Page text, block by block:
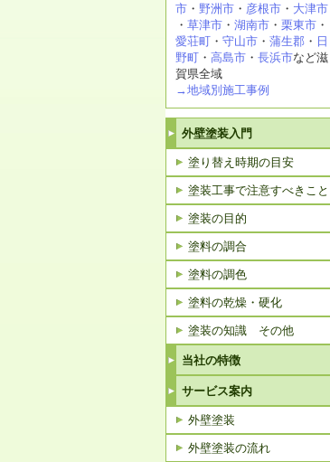
市 ・ 野洲市 ・ 彦根市 ・ 大津市
・ 草津市 ・ 湖南市 ・ 栗東市 ・
愛荘町 ・ 守山市 ・ 蒲生郡 ・ 日
野町 ・ 高島市 ・ 長浜市など滋
賀県全域
→地域別施工事例
外壁塗装入門
塗り替え時期の目安
塗装工事で注意すべきこと
塗装の目的
塗料の調合
塗料の調色
塗料の乾燥・硬化
塗装の知識 その他
当社の特徴
サービス案内
外壁塗装
外壁塗装の流れ